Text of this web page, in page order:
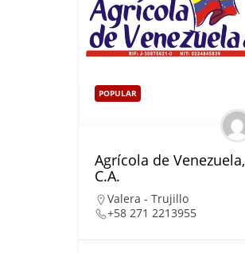
POPULAR
Agrícola de Venezuela,
C.A.
Valera - Trujillo
+58 271 2213955